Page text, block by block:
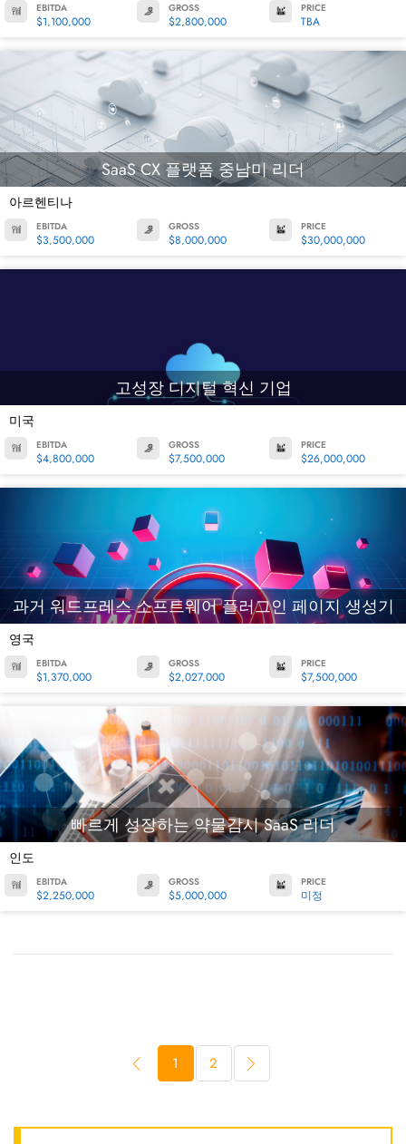
EBITDA
$1,100,000
GROSS
$2,800,000
PRICE
TBA
SaaS CX 플랫폼 중남미 리더
아르헨티나
EBITDA
$3,500,000
GROSS
$8,000,000
PRICE
$30,000,000
고성장 디지털 혁신 기업
미국
EBITDA
$4,800,000
GROSS
$7,500,000
PRICE
$26,000,000
과거 워드프레스 소프트웨어 플러그인 페이지 생성기
영국
EBITDA
$1,370,000
GROSS
$2,027,000
PRICE
$7,500,000
빠르게 성장하는 약물감시 SaaS 리더
인도
EBITDA
$2,250,000
GROSS
$5,000,000
PRICE
미정
1 2